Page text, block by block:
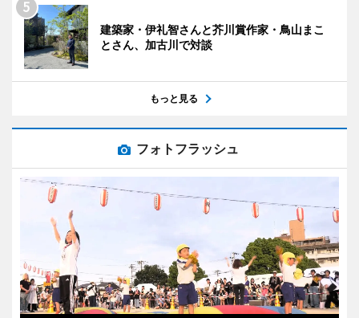
建築家・伊礼智さんと芥川賞作家・鳥山まこ
とさん、加古川で対談
もっと見る
フォトフラッシュ